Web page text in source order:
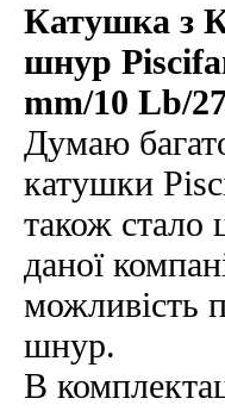
Катушка з
шнур
mm/10 Lb/
Думаю
катушки
також стало
даної
можливість
шнур.
В